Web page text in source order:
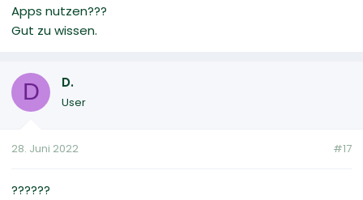
Apps nutzen???
Gut zu wissen.
D D.
User
28. Juni 2022 #17
??????